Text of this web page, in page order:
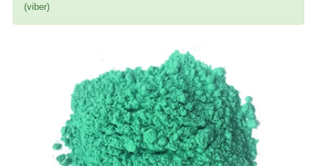
(viber)